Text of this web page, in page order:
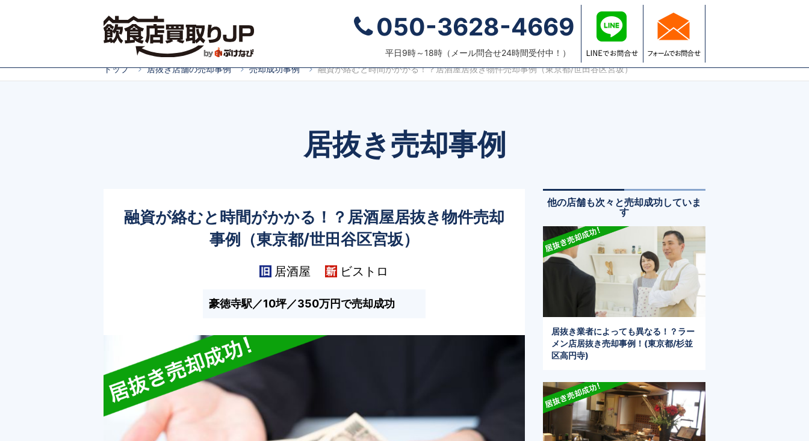
050-3628-4669
平日9時～18時（メール問合せ24時間受付中！）
飲食店買取りJPとは 店舗売却について 空きテナントでお困りの方へ
トップ 居抜き店舗の売却事例 売却成功事例 融資が絡むと時間がかかる！？居酒屋居抜き物件売却事例（東京都/世田谷区宮坂）
居抜き売却事例
融資が絡むと時間がかかる！？居酒屋居抜き物件売却
事例（東京都/世田谷区宮坂）
居酒屋 ビストロ
豪徳寺駅／10坪／350万円で売却成功
他の店舗も次々と売却成功していま
す
居抜き業者によっても異なる！？ラー
メン店居抜き売却事例！(東京都/杉並
区高円寺)